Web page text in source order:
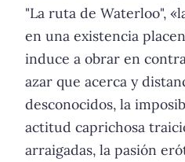
"La ruta de Waterloo",
en una existencia
induce a obrar en
azar que acerca y
desconocidos, la
actitud caprichosa
arraigadas, la pasión